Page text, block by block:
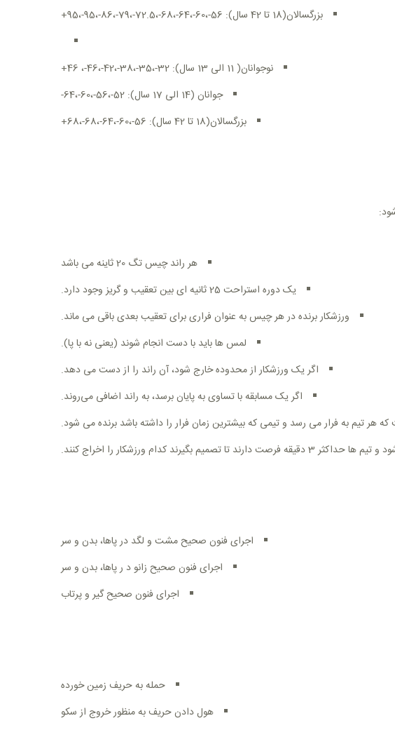
بزرگسالان(18 تا 42 سال): 56-،60-،64-،68-،72.5-،79-،86-،95-،95+
نوجوانان( 11 الی 13 سال): 32-،35-،38-،42-،46-، 46+
جوانان (14 الی 17 سال): 52-،56-،60-،64-
بزرگسالان(18 تا 42 سال): 56-،60-،64-،68-،68+
هر راند چیس تگ 20 ثاینه می باشد
یک دوره استراحت 25 ثانیه ای بین تعقیب و گریز وجود دارد
.
ورزشکار برنده در هر چیس به عنوان فراری برای تعقیب بعدی باقی می ماند.
لمس ها باید با دست انجام شوند (یعنی نه با پا).
اگر یک ورزشکار از محدوده خارج شود، آن راند را از دست می دهد.
اگر یک مسابقه با تساوی به پایان برسد، به راند اضافی می‌روند.
.
.
اجرای فنون صحیح مشت و لگد در پاها، بدن و سر
اجرای فنون صحیح زانو د ر پاها، بدن و سر
اجرای فنون صحیح گیر و پرتاب
حمله به حریف زمین خورده
هول دادن حریف به منظور خروج از سکو